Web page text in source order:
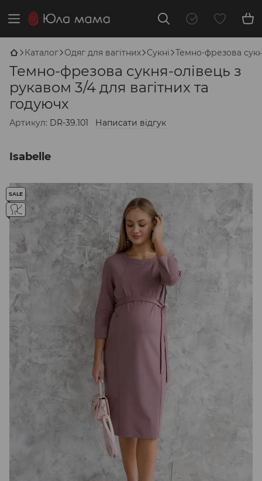
Каталог Одяг для вагітних Сукні Темно-фрезова
Темно-фрезова сукня-олівець з
рукавом 3/4 для вагітних та
годуючх
Артикул: DR-39.101 Написати відгук
Isabelle
SALE